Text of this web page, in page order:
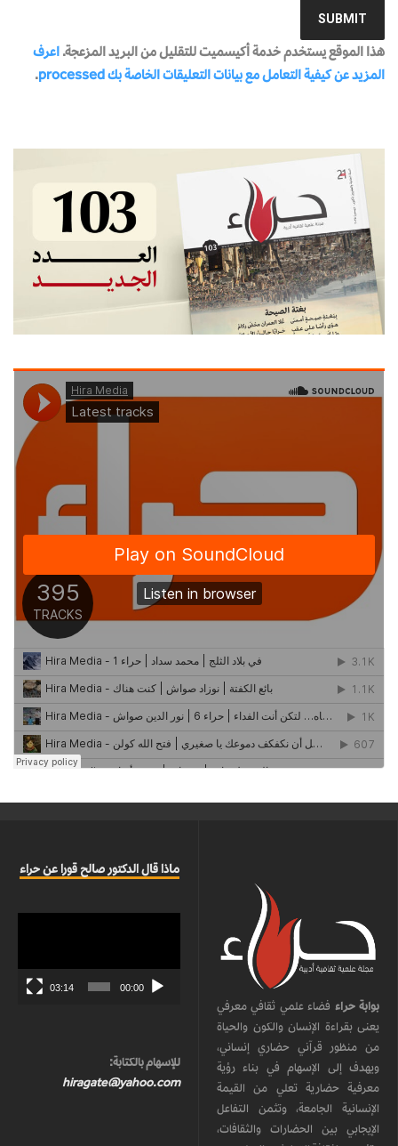
هذا الموقع يستخدم خدمة أكيسميت للتقليل من البريد المزعجة. اعرف
المزيد عن كيفية التعامل مع بيانات التعليقات الخاصة بك processed
.
بوابة حراء فضاء علمي ثقافي معرفي
يعنى بقراءة الإنسان والكون والحياة
من منظور قرآني حضاري إنساني،
ويهدف إلى الإسهام في بناء رؤية
معرفية حضارية تعلي من القيمة
الإنسانية الجامعة، وتثمن التفاعل
الإيجابي بين الحضارات والثقافات،
ماذا قال الدكتور صالح قورا عن حراء
00:00
03:14
للإسهام بالكتابة:
hiragate@yahoo.com